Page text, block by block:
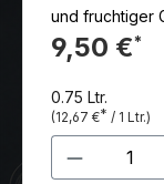
und fruchtiger
9,50 €*
0.75 Ltr.
(12,67 €* / 1 Ltr.)
Produkt